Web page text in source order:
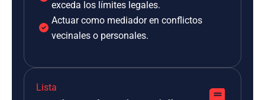
exceda los límites legales.
Actuar como mediador en conflictos
vecinales o personales.
Lista